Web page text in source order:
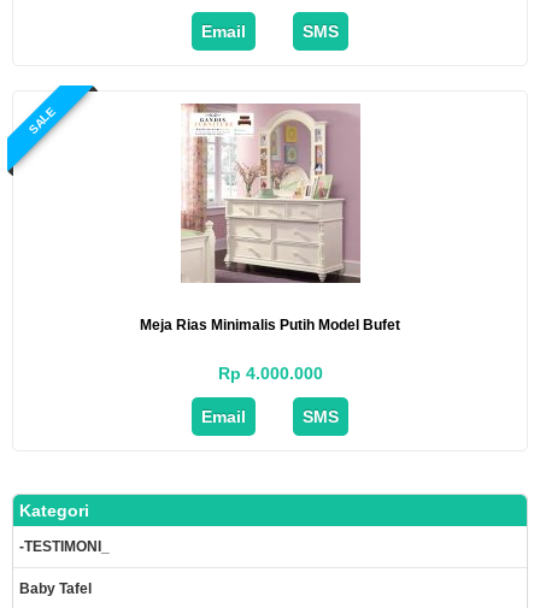
Email SMS
SALE
Meja Rias Minimalis Putih Model Bufet
Rp 4.000.000
Email SMS
Kategori
-TESTIMONI_
Baby Tafel